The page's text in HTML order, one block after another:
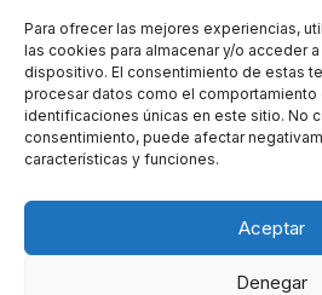
Para ofrecer las mejores experiencias,
las cookies para almacenar y/o acceder
dispositivo. El consentimiento de estas
procesar datos como el comportamiento
identificaciones únicas en este sitio. No
consentimiento, puede afectar
características y funciones.
Aceptar
Denegar